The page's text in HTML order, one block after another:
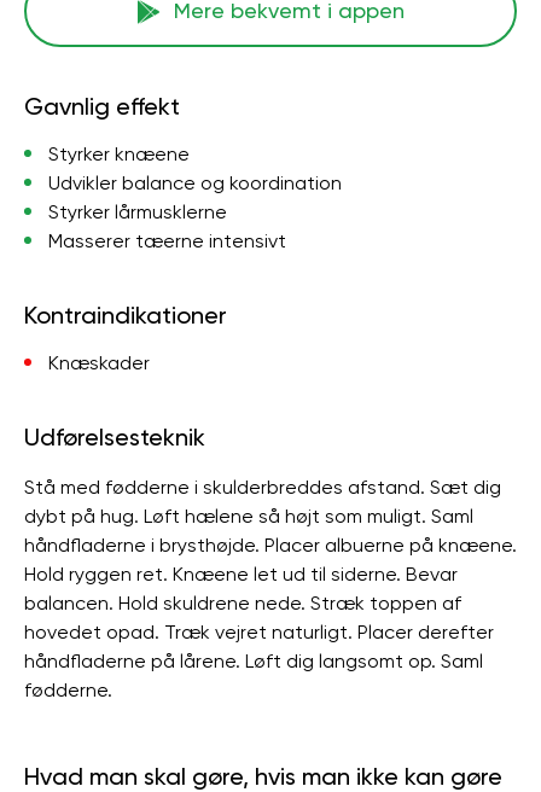
Mere bekvemt i appen
Gavnlig effekt
Styrker knæene
Udvikler balance og koordination
Styrker lårmusklerne
Masserer tæerne intensivt
Kontraindikationer
Knæskader
Udførelsesteknik
Stå med fødderne i skulderbreddes afstand. Sæt dig
dybt på hug. Løft hælene så højt som muligt. Saml
håndfladerne i brysthøjde. Placer albuerne på knæene.
Hold ryggen ret. Knæene let ud til siderne. Bevar
balancen. Hold skuldrene nede. Stræk toppen af ​​
hovedet opad. Træk vejret naturligt. Placer derefter
håndfladerne på lårene. Løft dig langsomt op. Saml
fødderne.
Hvad man skal gøre, hvis man ikke kan gøre